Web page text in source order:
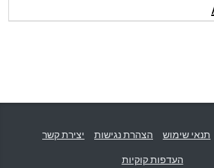
תנאי שימוש הצהרת נגישות יצירת קשר
העדפות קוקיות